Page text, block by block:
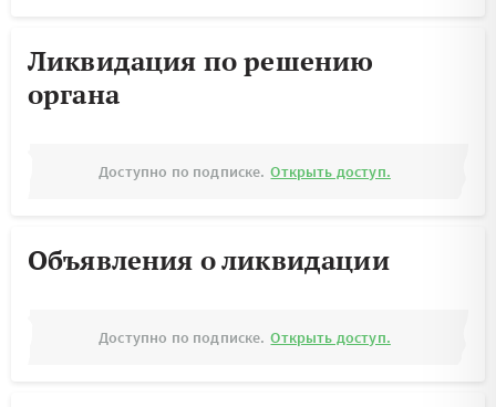
Ликвидация по решению
органа
Доступно по подписке. Открыть доступ.
Объявления о ликвидации
Доступно по подписке. Открыть доступ.